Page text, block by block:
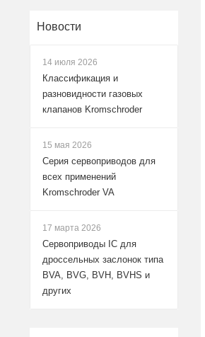
Новости
14 июля 2026
Классификация и
разновидности газовых
клапанов Kromschroder
15 мая 2026
Серия сервоприводов для
всех применений
Kromschroder VA
17 марта 2026
Сервоприводы IC для
дроссельных заслонок типа
BVA, BVG, BVH, BVHS и
других